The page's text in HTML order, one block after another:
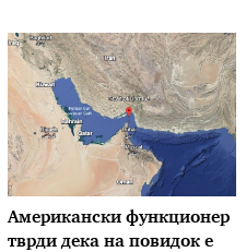
Американски функционер
тврди дека на повидок е